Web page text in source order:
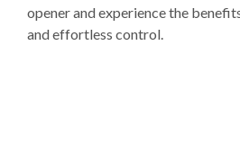
opener and experience the
and effortless control.